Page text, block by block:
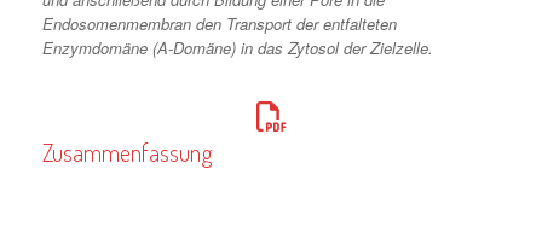
Endosomenmembran den Transport der entfalteten
Enzymdomäne (A-Domäne) in das Zytosol der Zielzelle.
Zusammenfassung